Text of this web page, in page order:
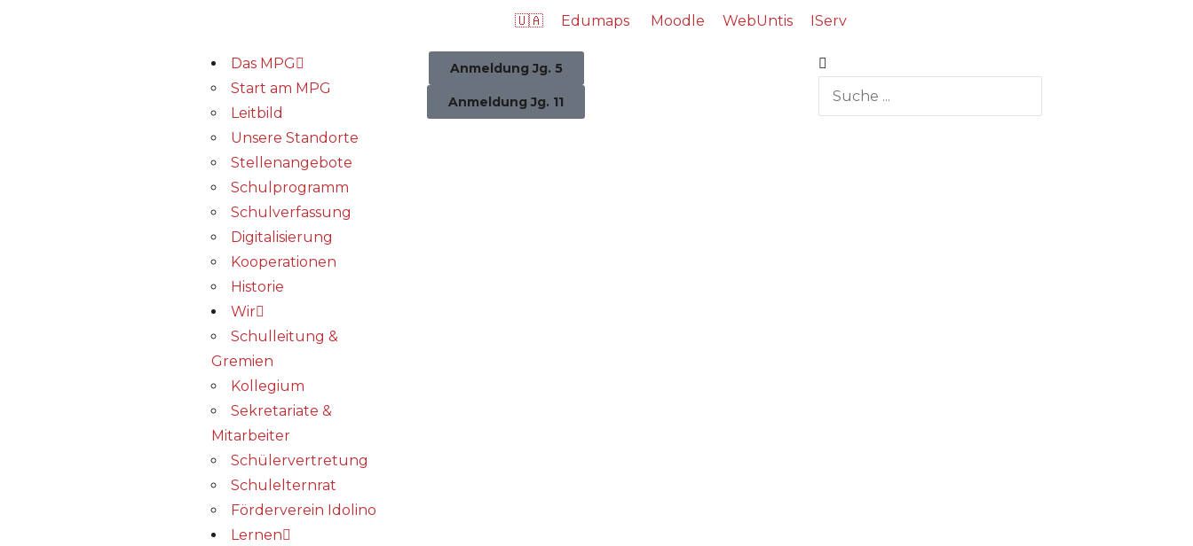
🇺🇦 Edumaps Moodle WebUntis IServ
Das MPG
Start am MPG
Leitbild
Unsere Standorte
Stellenangebote
Schulprogramm
Schulverfassung
Digitalisierung
Kooperationen
Historie
Wir
Schulleitung &
Gremien
Kollegium
Sekretariate &
Mitarbeiter
Schülervertretung
Schulelternrat
Förderverein Idolino
Lernen
Anmeldung Jg. 5
Anmeldung Jg. 11